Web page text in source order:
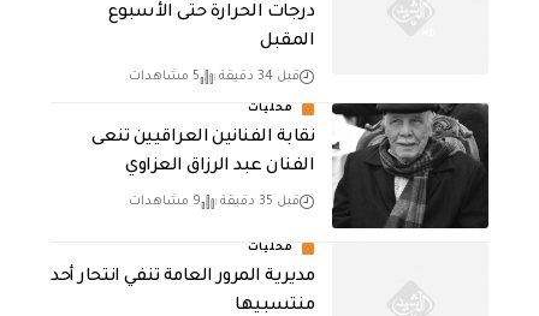
درجات الحرارة حتى الأسبوع
المقبل
قبل 34 دقيقة 5 مشاهدات
محليات
نقابة الفنانين العراقيين تنعى
الفنان عبد الرزاق العزاوي
قبل 35 دقيقة 9 مشاهدات
محليات
مديرية المرور العامة تنفي انتحار أحد
منتسبيها